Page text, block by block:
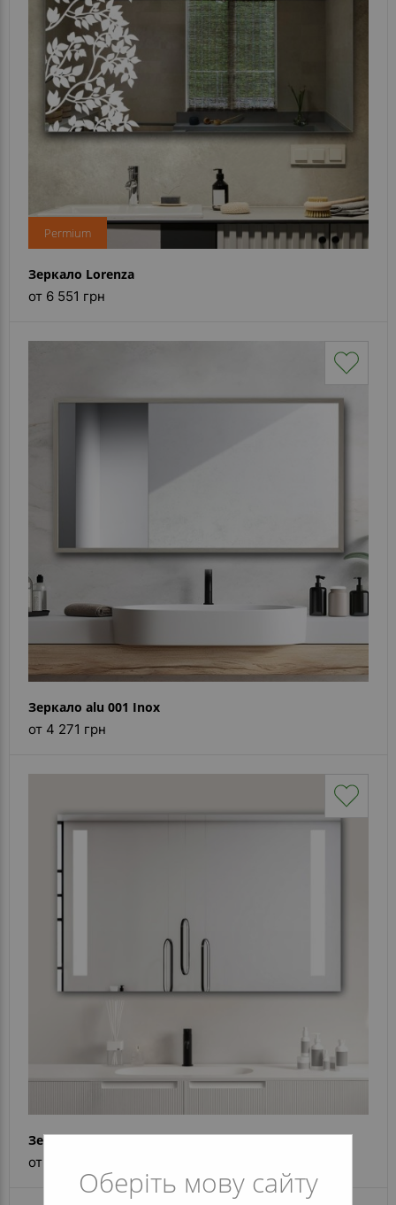
Оберіть мову сайту
Permium
Зеркало Lorenza
от 6 551 грн
Зеркало alu 001 Inox
от 4 271 грн
Зеркало Elvira
от 4 677 грн